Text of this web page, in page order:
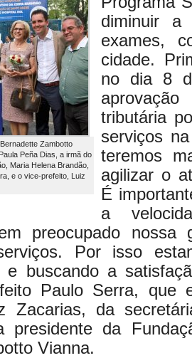
Zambotto
Peña Dias, a irmã do
Maria Helena Brandão,
e o vice-prefeito, Luiz
diminuir a
exames,
cidade.
no dia 8
tributária
serviços
teremos
agilizar o
É
a
preocupado nossa
Por isso
e buscando a
Paulo Serra, que
Zacarias, da
presidente da
Vianna.